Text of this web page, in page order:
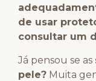
de usar
consultar um
Já pensou se as
pele? Muita